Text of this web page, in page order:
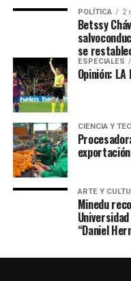
POLÍTICA 2
Betssy
se
ESPECIALES
Opinión: LA
CIENCIA Y
ARTE Y
Minedu
“Daniel